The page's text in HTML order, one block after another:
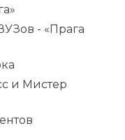
- «Прага
и Мистер